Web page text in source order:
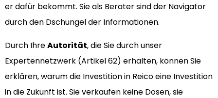
er dafür bekommt. Sie als Berater sind der Navigator
durch den Dschungel der Informationen.
Durch IhreAutorität, die Sie durch unser
Expertennetzwerk (Artikel 62) erhalten, können Sie
erklären, warum die Investition in Reico eine Investition
in die Zukunft ist. Sie verkaufen keine Dosen, sie